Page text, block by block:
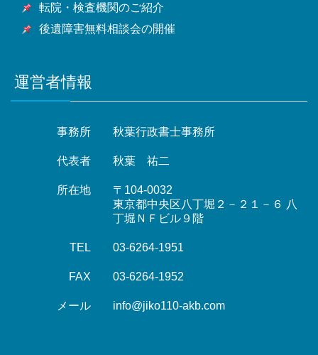
転院・検査機関のご紹介
後遺障害無料相談会の開催
運営者情報
事務所 秋葉行政書士事務所
代表者 秋葉 祐二
所在地
〒104-0032
東京都中央区八丁堀２－２１－６ 八
丁堀ＮＦビル９階
TEL 03-6264-1951
FAX 03-6264-1952
メール info@jiko110-akb.com